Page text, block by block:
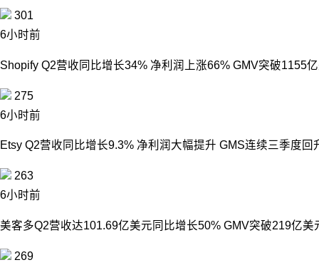
301
6小时前
Shopify Q2营收同比增长34% 净利润上涨66% GMV突破1155
275
6小时前
Etsy Q2营收同比增长9.3% 净利润大幅提升 GMS连续三季度回
263
6小时前
美客多Q2营收达101.69亿美元同比增长50% GMV突破219亿美
269